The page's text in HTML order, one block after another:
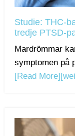
Studie: THC-
tredje PTSD-
Mardrömmar
symptomen på
[Read More]